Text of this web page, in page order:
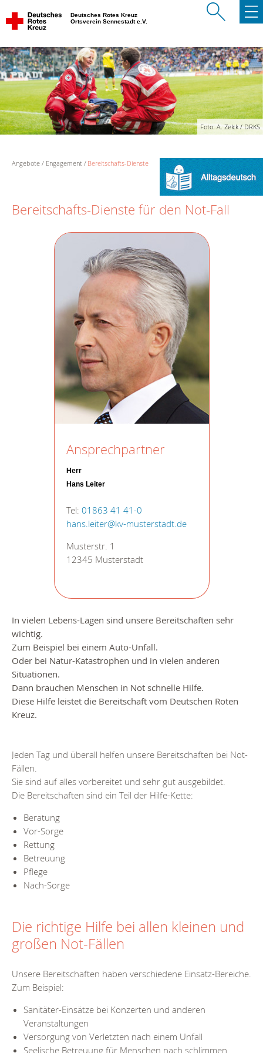
Deutsches Rotes Kreuz
Ortsverein Sennestadt e.V.
Foto: A. Zelck / DRKS
Angebote Engagement Bereitschafts-Dienste
Bereitschafts-Dienste für den Not-Fall
Ansprechpartner
Herr
Hans Leiter
Tel: 01863 41 41-0
hans.leiter@kv-musterstadt.de
Musterstr. 1
12345 Musterstadt
In vielen Lebens-Lagen sind unsere Bereitschaften sehr
wichtig.
Zum Beispiel bei einem Auto-Unfall.
Oder bei Natur-Katastrophen und in vielen anderen
Situationen.
Dann brauchen Menschen in Not schnelle Hilfe.
Diese Hilfe leistet die Bereitschaft vom Deutschen Roten
Kreuz.
Jeden Tag und überall helfen unsere Bereitschaften bei Not-
Fällen.
Sie sind auf alles vorbereitet und sehr gut ausgebildet.
Die Bereitschaften sind ein Teil der Hilfe-Kette:
Beratung
Vor-Sorge
Rettung
Betreuung
Pflege
Nach-Sorge
Die richtige Hilfe bei allen kleinen und
großen Not-Fällen
Unsere Bereitschaften haben verschiedene Einsatz-Bereiche.
Zum Beispiel:
Sanitäter-Einsätze bei Konzerten und anderen
Veranstaltungen
Versorgung von Verletzten nach einem Unfall
Seelische Betreuung für Menschen nach schlimmen